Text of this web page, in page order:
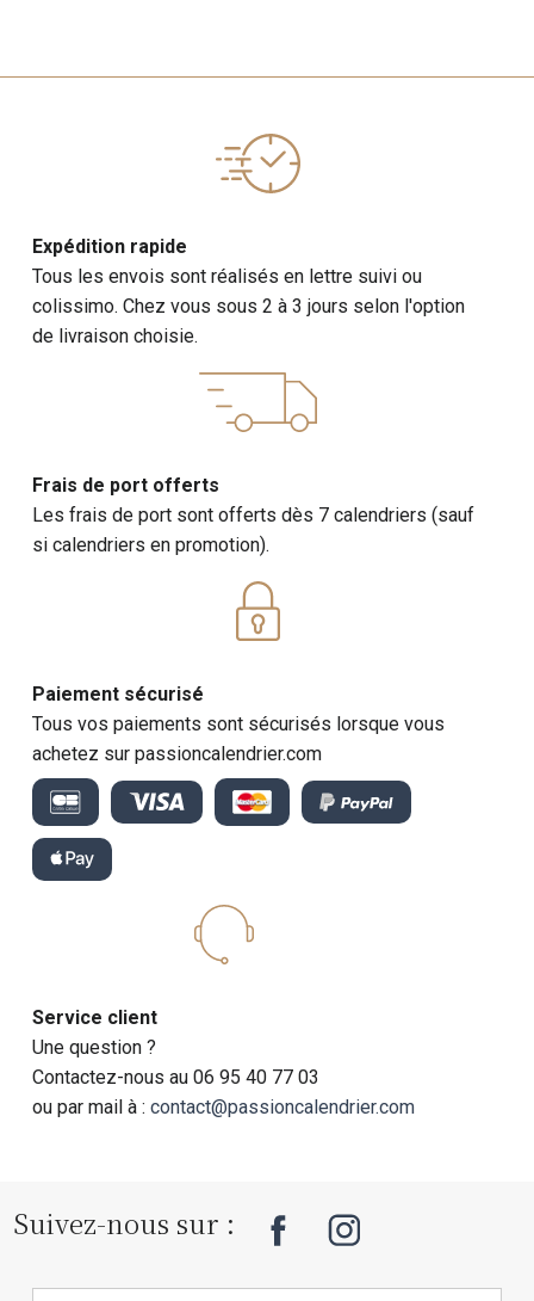
Expédition rapide
Tous les envois sont réalisés en lettre suivi ou
colissimo. Chez vous sous 2 à 3 jours selon l'option
de livraison choisie.
Frais de port offerts
Les frais de port sont offerts dès 7 calendriers (sauf
si calendriers en promotion).
Paiement sécurisé
Tous vos paiements sont sécurisés lorsque vous
achetez sur passioncalendrier.com
Service client
Une question ?
Contactez-nous au 06 95 40 77 03
ou par mail à :contact@passioncalendrier.com
Suivez-nous sur :